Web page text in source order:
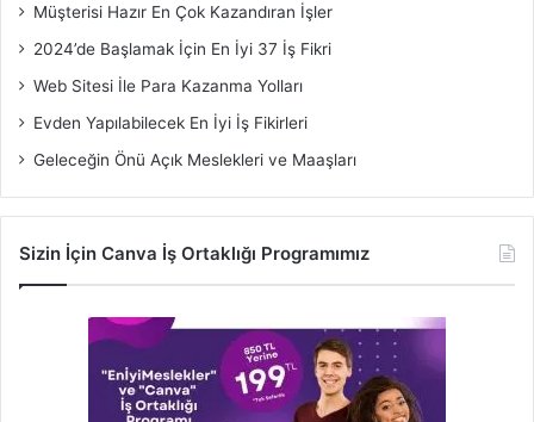
Müşterisi Hazır En Çok Kazandıran İşler
2024’de Başlamak İçin En İyi 37 İş Fikri
Web Sitesi İle Para Kazanma Yolları
Evden Yapılabilecek En İyi İş Fikirleri
Geleceğin Önü Açık Meslekleri ve Maaşları
Sizin İçin Canva İş Ortaklığı Programımız